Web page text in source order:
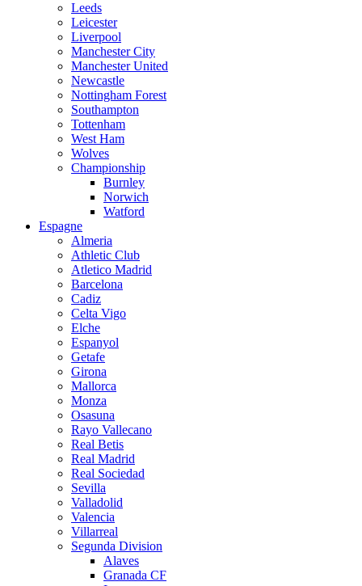
Leeds
Leicester
Liverpool
Manchester City
Manchester United
Newcastle
Nottingham Forest
Southampton
Tottenham
West Ham
Wolves
Championship
Burnley
Norwich
Watford
Espagne
Almeria
Athletic Club
Atletico Madrid
Barcelona
Cadiz
Celta Vigo
Elche
Espanyol
Getafe
Girona
Mallorca
Monza
Osasuna
Rayo Vallecano
Real Betis
Real Madrid
Real Sociedad
Sevilla
Valladolid
Valencia
Villarreal
Segunda Division
Alaves
Granada CF